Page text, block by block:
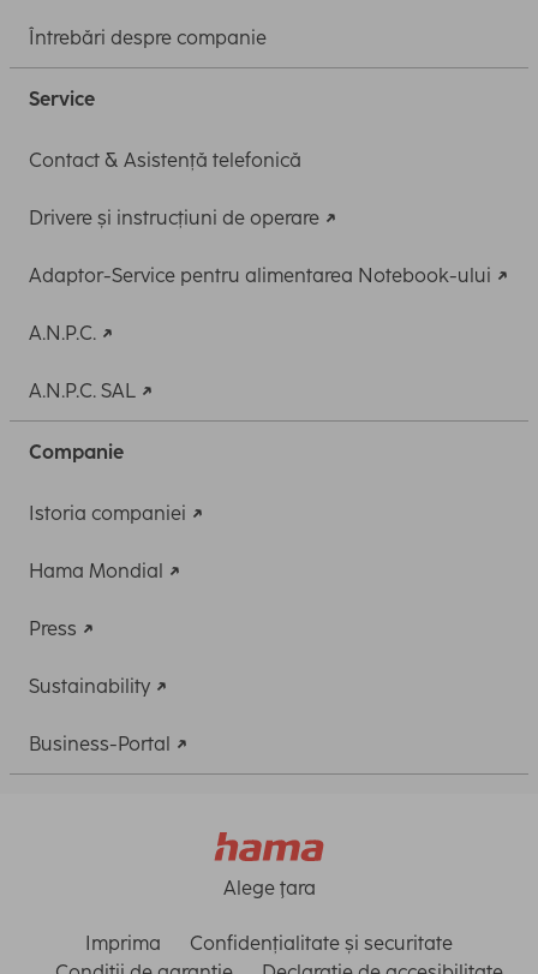
Întrebări despre companie
Service
Contact & Asistență telefonică
Drivere și instrucțiuni de operare
Adaptor-Service pentru alimentarea Notebook-ului
A.N.P.C.
A.N.P.C. SAL
Companie
Istoria companiei
Hama Mondial
Press
Sustainability
Business-Portal
Alege ţara
Imprima
Confidențialitate și securitate